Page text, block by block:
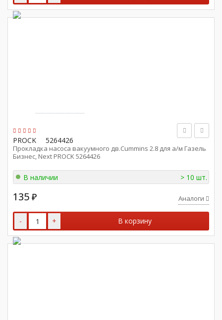
PROCK 5264426
Прокладка насоса вакуумного дв.Cummins 2.8 для а/м Газель
Бизнес, Next PROCK 5264426
В наличии > 10 шт.
135 ₽ Аналоги
- + В корзину